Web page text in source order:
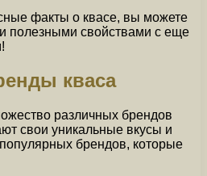
факты о квасе, вы можете
полезными свойствами с еще
кваса
различных брендов
свои уникальные вкусы и
брендов, которые